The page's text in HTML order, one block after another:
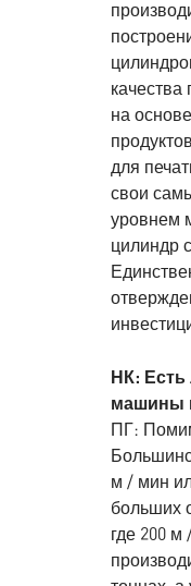
качества
на
для
свои
уровнем
цилиндр
НК: Есть
машины
ПГ:
м / мин
больших
где 200